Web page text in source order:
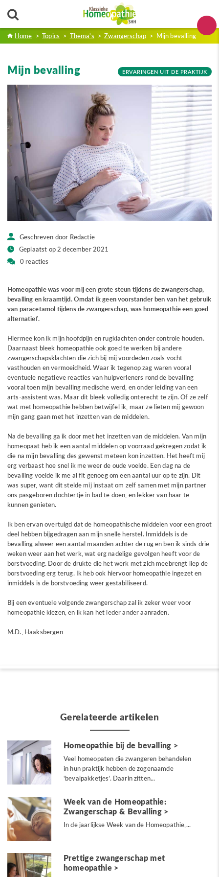
Home > Topics > Thema's > Zwangerschap > Mijn bevalling
Mijn bevalling ERVARINGEN UIT DE PRAKTIJK
Geschreven door Redactie
Geplaatst op 2 december 2021
0 reacties
Homeopathie was voor mij een grote steun tijdens de zwangerschap,
bevalling en kraamtijd. Omdat ik geen voorstander ben van het gebruik
van paracetamol tijdens de zwangerschap, was homeopathie een goed
alternatief.
Hiermee kon ik mijn hoofdpijn en rugklachten onder controle houden.
Daarnaast bleek homeopathie ook goed te werken bij andere
zwangerschapsklachten die zich bij mij voordeden zoals vocht
vasthouden en vermoeidheid. Waar ik tegenop zag waren vooral
eventuele negatieve reacties van hulpverleners rond de bevalling
vooral toen mijn bevalling medische werd, en onder leiding van een
arts-assistent was. Maar dit bleek volledig onterecht te zijn. Of ze zelf
wat met homeopathie hebben betwijfel ik, maar ze lieten mij gewoon
mijn gang gaan met het inzetten van de middelen.
Na de bevalling ga ik door met het inzetten van de middelen. Van mijn
homeopaat heb ik een aantal middelen op voorraad gekregen zodat ik
die na mijn bevalling des gewenst meteen kon inzetten. Het heeft mij
erg verbaast hoe snel ik me weer de oude voelde. Een dag na de
bevalling voelde ik me al fit genoeg om een aantal uur op te zijn. Dit
was super, want dit stelde mij instaat om zelf samen met mijn partner
ons pasgeboren dochtertje in bad te doen, en lekker van haar te
kunnen genieten.
Ik ben ervan overtuigd dat de homeopathische middelen voor een groot
deel hebben bijgedragen aan mijn snelle herstel. Inmiddels is de
bevalling alweer een aantal maanden achter de rug en ben ik sinds drie
weken weer aan het werk, wat erg nadelige gevolgen heeft voor de
borstvoeding. Door de drukte die het werk met zich meebrengt liep de
borstvoeding erg terug. Ik heb ook hiervoor homeopathie ingezet en
inmiddels is de borstvoeding weer gestabiliseerd.
Bij een eventuele volgende zwangerschap zal ik zeker weer voor
homeopathie kiezen, en ik kan het ieder ander aanraden.
M.D., Haaksbergen
Gerelateerde artikelen
Homeopathie bij de bevalling
Veel homeopaten die zwangeren behandelen
in hun praktijk hebben de zogenaamde
‘bevalpakketjes’. Daarin zitten...
Week van de Homeopathie:
Zwangerschap & Bevalling
In de jaarlijkse Week van de Homeopathie,...
Prettige zwangerschap met
homeopathie